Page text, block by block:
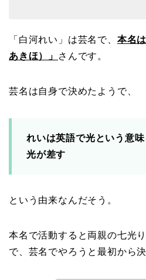
「白河れい」は芸名で、 本名
あきほ）」
さんです。
芸名は自身で決めたようで、
れいは英語で光という意
光が差す
という由来なんだそう。
本名で活動すると両親の七光
で、芸名でやろうと最初から